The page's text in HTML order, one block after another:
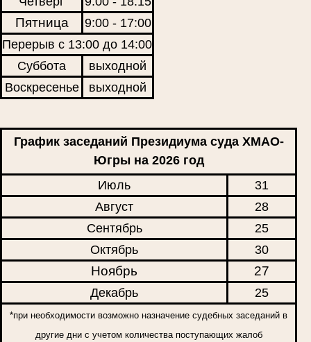
Пятница
9:00 - 17:00
Перерыв с 13:00 до 14:00
Суббота
выходной
Воскресенье
выходной
График заседаний Президиума суда ХМАО-
Югры на 2026 год
Июль
31
Август
28
Сентябрь
25
Октябрь
30
Ноябрь 27
Декабрь 25
*при необходимости возможно назначение судебных заседаний в
другие дни с учетом количества поступающих жалоб